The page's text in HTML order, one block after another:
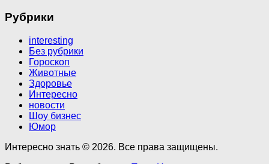
Рубрики
interesting
Без рубрики
Гороскоп
Животные
Здоровье
Интересно
новости
Шоу бизнес
Юмор
Интересно знать © 2026. Все права защищены.